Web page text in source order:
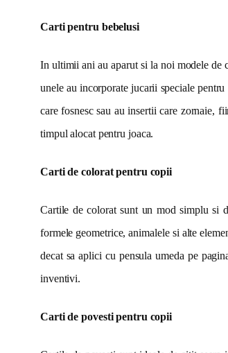
Carti pentru bebelusi
In ultimii ani au aparut si la noi modele de
unele au incorporate jucarii speciale
care fosnesc sau au insertii care zornaie,
timpul alocat pentru joaca.
Carti de colorat pentru copii
Cartile de colorat sunt un mod simplu si
formele geometrice, animalele si alte
decat sa aplici cu pensula umeda pe
inventivi.
Carti de povesti pentru copii